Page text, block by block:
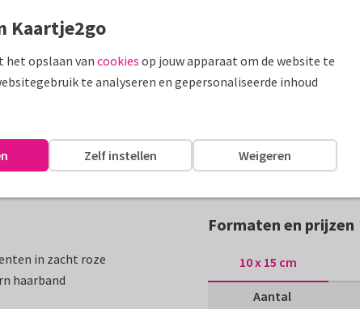
in zacht roze
haarband
Formaten en prijzen
10 x 15 cm
Aantal
Kaartje2go
het opslaan van cookies op jouw apparaat om de website te
te analyseren en gepersonaliseerde inhoud
Weigeren
Zelf instellen